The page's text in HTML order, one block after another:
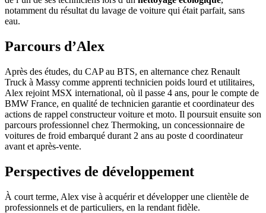
notamment du résultat du lavage de voiture qui était parfait, sans
eau.
Parcours d’Alex
Après des études, du CAP au BTS, en alternance chez Renault
Truck à Massy comme apprenti technicien poids lourd et utilitaires,
Alex rejoint MSX international, où il passe 4 ans, pour le compte de
BMW France, en qualité de technicien garantie et coordinateur des
actions de rappel constructeur voiture et moto. Il poursuit ensuite son
parcours professionnel chez Thermoking, un concessionnaire de
voitures de froid embarqué durant 2 ans au poste d coordinateur
avant et après-vente.
Perspectives de développement
À court terme, Alex vise à acquérir et développer une clientèle de
professionnels et de particuliers, en la rendant fidèle.